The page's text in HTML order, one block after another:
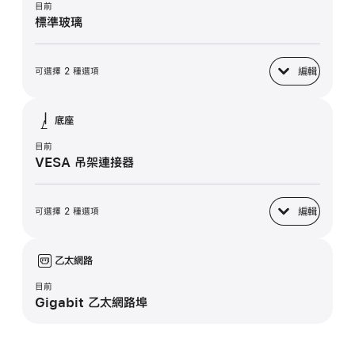
目前
標準玻璃
可選擇 2 種選項 編輯
顯示器
底座
目前
VESA 吊架連接器
可選擇 2 種選項 編輯
底座
乙太網路
目前
Gigabit 乙太網路埠